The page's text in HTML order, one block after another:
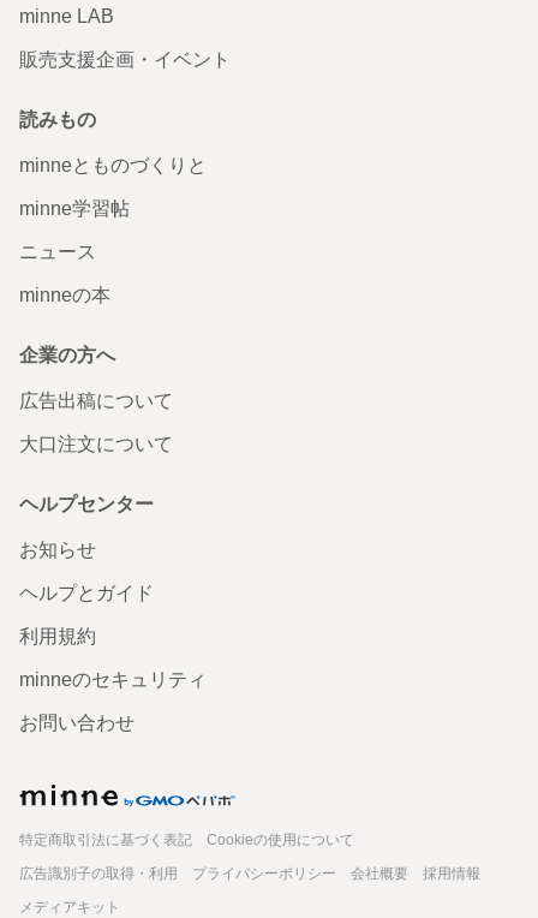
minne LAB
販売支援企画・イベント
読みもの
minneとものづくりと
minne学習帖
ニュース
minneの本
企業の方へ
広告出稿について
大口注文について
ヘルプセンター
お知らせ
ヘルプとガイド
利用規約
minneのセキュリティ
お問い合わせ
特定商取引法に基づく表記
Cookieの使用について
広告識別子の取得・利用
プライバシーポリシー 会社概要
採用情報
メディアキット